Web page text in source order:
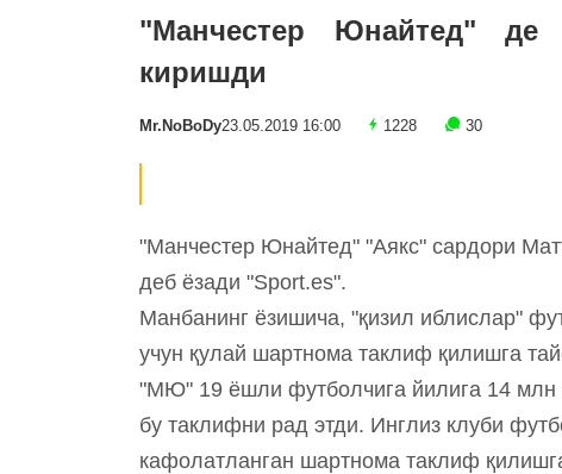
"Манчестер Юнайтед"
киришди
Mr.NoBoDy23.05.2019 16:00 1228 30
"Манчестер Юнайтед" "Аякс" сардори
деб ёзади "Sport.es".
Манбанинг ёзишича, "қизил иблислар"
учун қулай шартнома таклиф қилишга
"МЮ" 19 ёшли футболчига йилига 14 млн
бу таклифни рад этди. Инглиз клуби
кафолатланган шартнома таклиф